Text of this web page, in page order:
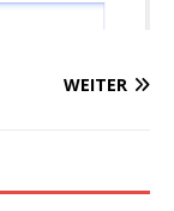
WEITER